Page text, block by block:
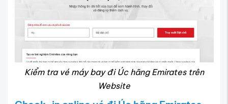
Kiểm tra vé máy bay đi Úc hãng Emirates trên
Website